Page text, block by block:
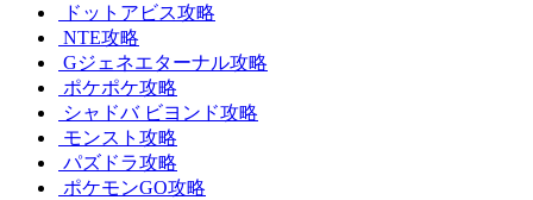
ドットアビス攻略
NTE攻略
Gジェネエターナル攻略
ポケポケ攻略
シャドバ ビヨンド攻略
モンスト攻略
パズドラ攻略
ポケモンGO攻略